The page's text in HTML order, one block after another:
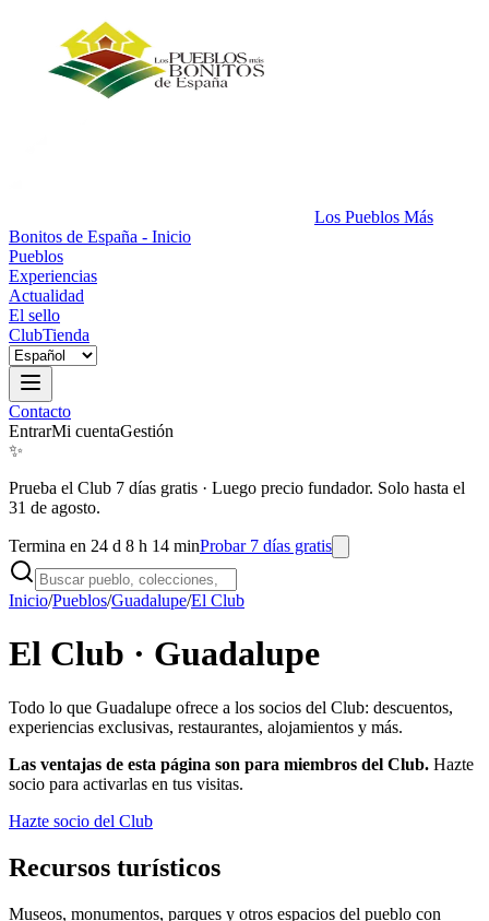
Los Pueblos Más
Bonitos de España - Inicio
Pueblos
Experiencias
Actualidad
El sello
ClubTienda
Contacto
EntrarMi cuentaGestión
✨
Prueba el Club 7 días gratis · Luego precio fundador. Solo hasta el
31 de agosto.
Termina en 24 d 8 h 14 minProbar 7 días gratis
Inicio/Pueblos/Guadalupe/El Club
El Club · Guadalupe
Todo lo que Guadalupe ofrece a los socios del Club: descuentos,
experiencias exclusivas, restaurantes, alojamientos y más.
Las ventajas de esta página son para miembros del Club. Hazte
socio para activarlas en tus visitas.
Hazte socio del Club
Recursos turísticos
Museos, monumentos, parques y otros espacios del pueblo con